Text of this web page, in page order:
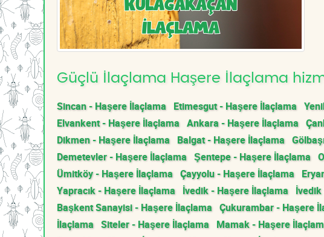
Güçlü İlaçlama Haşere İlaçlama
Sincan - Haşere İlaçlama Etimesgut - Haşere İlaçlama
Elvankent - Haşere İlaçlama Ankara - Haşere İlaçlama
Dikmen - Haşere İlaçlama Balgat - Haşere İlaçlama
Demetevler - Haşere İlaçlama Şentepe - Haşere İlaçlama
Ümitköy - Haşere İlaçlama Çayyolu - Haşere İlaçlama
Yapracık - Haşere İlaçlama İvedik - Haşere İlaçlama
Başkent Sanayisi - Haşere İlaçlama Çukurambar - Haşere
İlaçlama Siteler - Haşere İlaçlama Mamak - Haşere